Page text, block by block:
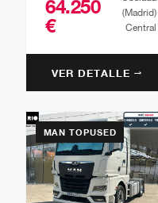
64.250
€
(Madrid)
Central
VER DETALLE →
MAN TOPUSED